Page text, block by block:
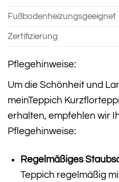
Fußbodenheizungsgeeignet
Zertifizierung
Pflegehinweise:
Um die Schönheit und
meinTeppich
erhalten, empfehlen wir
Pflegehinweise:
Regelmäßiges
Teppich regelmäßig